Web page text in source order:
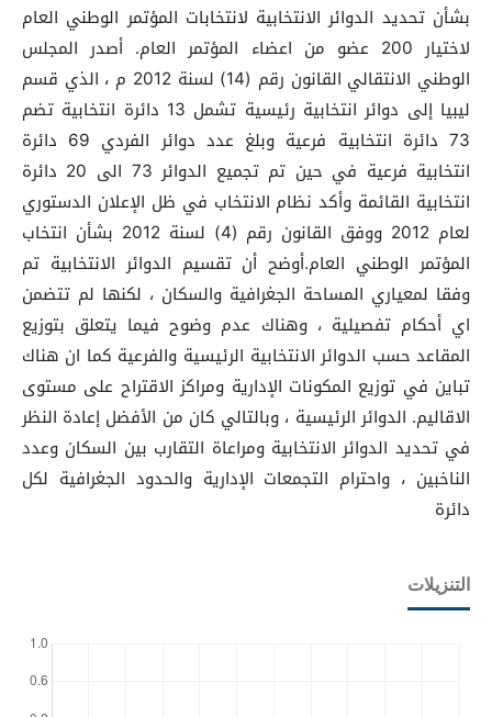
بشأن تحديد الدوائر الانتخابية لانتخابات المؤتمر الوطني العام
لاختيار 200 عضو من اعضاء المؤتمر العام. أصدر المجلس
الوطني الانتقالي القانون رقم (14) لسنة 2012 م ، الذي قسم
ليبيا إلى دوائر انتخابية رئيسية تشمل 13 دائرة انتخابية تضم
73 دائرة انتخابية فرعية وبلغ عدد دوائر الفردي 69 دائرة
انتخابية فرعية في حين تم تجميع الدوائر 73 الى 20 دائرة
انتخابية القائمة وأكد نظام الانتخاب في ظل الإعلان الدستوري
لعام 2012 ووفق القانون رقم (4) لسنة 2012 بشأن انتخاب
المؤتمر الوطني العام.أوضح أن تقسيم الدوائر الانتخابية تم
وفقا لمعياري المساحة الجغرافية والسكان ، لكنها لم تتضمن
اي أحكام تفصيلية ، وهناك عدم وضوح فيما يتعلق بتوزيع
المقاعد حسب الدوائر الانتخابية الرئيسية والفرعية كما ان هناك
تباين في توزيع المكونات الإدارية ومراكز الاقتراح على مستوى
الاقاليم. الدوائر الرئيسية ، وبالتالي كان من الأفضل إعادة النظر
في تحديد الدوائر الانتخابية ومراعاة التقارب بين السكان وعدد
الناخبين ، واحترام التجمعات الإدارية والحدود الجغرافية لكل
دائرة
التنزيلات